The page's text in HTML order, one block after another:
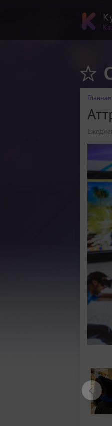
Главная